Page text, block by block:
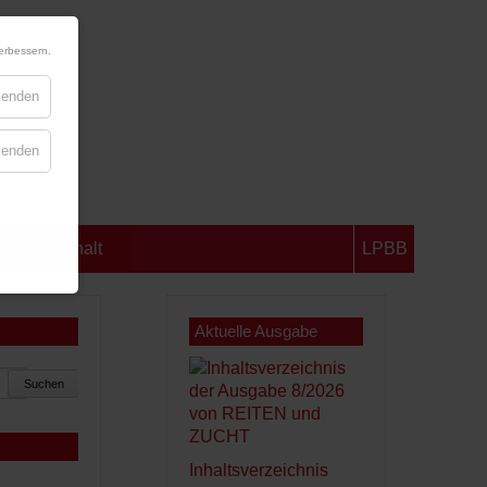
Anhalt LPBB
Suchen
Aktuelle Ausgabe
Inhaltsverzeichnis